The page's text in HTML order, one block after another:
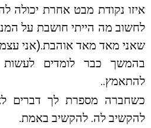
איזו נקודת מבט אחרת יכולה
לחשוב מה הייתי חושבת על
שאני מאד מאד אוהבת.(אני
בהמשך כבר לומדים
להתאמץ..
כשחברה מספרת לך דברים
להקשיב לה. להקשיב באמת.